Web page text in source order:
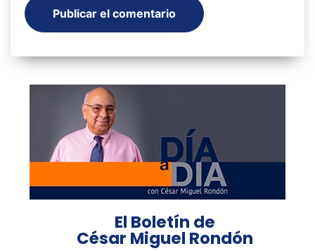
El Boletín de
César Miguel Rondón